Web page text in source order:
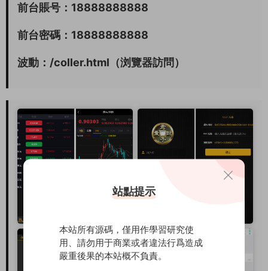
前台賬号：18888888888
前台密碼：18888888888
波動：/coller.html（浏覽器訪問）
站點提示
本站所有源碼，僅用作學習研究使
用、請勿用于商業或者違法行爲造成
嚴重後果的本站概不負責。